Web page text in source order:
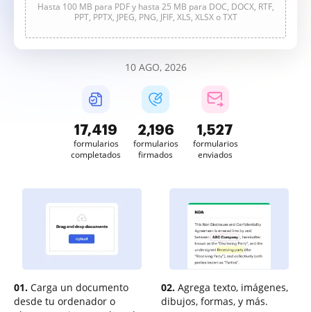
Hasta 100 MB para PDF y hasta 25 MB para DOC, DOCX, RTF,
PPT, PPTX, JPEG, PNG, JFIF, XLS, XLSX o TXT
10 AGO, 2026
17,419
formularios
completados
2,196
formularios
firmados
1,527
formularios
enviados
01. Carga un documento
desde tu ordenador o
02. Agrega texto, imágenes,
dibujos, formas, y más.